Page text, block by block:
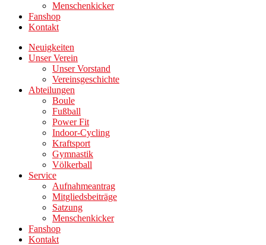
Menschenkicker
Fanshop
Kontakt
Neuigkeiten
Unser Verein
Unser Vorstand
Vereinsgeschichte
Abteilungen
Boule
Fußball
Power Fit
Indoor-Cycling
Kraftsport
Gymnastik
Völkerball
Service
Aufnahmeantrag
Mitgliedsbeiträge
Satzung
Menschenkicker
Fanshop
Kontakt